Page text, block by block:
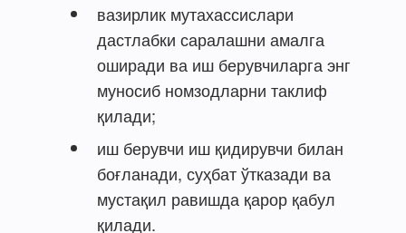
вазирлик мутахассислари
дастлабки саралашни амалга
оширади ва иш берувчиларга энг
муносиб номзодларни таклиф
қилади;
иш берувчи иш қидирувчи билан
боғланади, суҳбат ўтказади ва
мустақил равишда қарор қабул
қилади.